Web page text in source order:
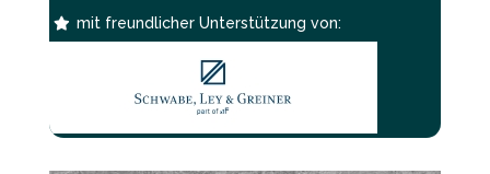
 mit freundlicher Unterstützung von: